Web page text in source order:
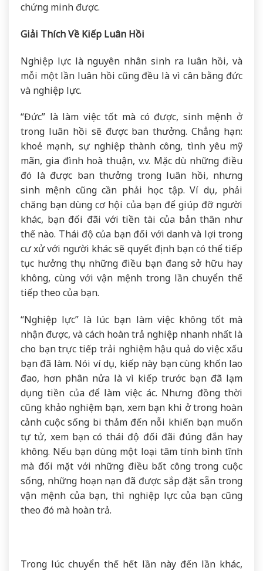
chứng minh được.
Giải Thích Về Kiếp Luân Hồi
Nghiệp lực là nguyên nhân sinh ra luân hồi, và
mỗi một lần luân hồi cũng đều là vì cân bằng đức
và nghiệp lực.
“Đức” là làm việc tốt mà có được, sinh mệnh ở
trong luân hồi sẽ được ban thưởng. Chẳng hạn:
khoẻ mạnh, sự nghiệp thành công, tình yêu mỹ
mãn, gia đình hoà thuận, v.v. Mặc dù những điều
đó là được ban thưởng trong luân hồi, nhưng
sinh mệnh cũng cần phải học tập. Ví dụ, phải
chăng bạn dùng cơ hội của bạn để giúp đỡ người
khác, bạn đối đãi với tiền tài của bản thân như
thế nào. Thái độ của bạn đối với danh và lợi trong
cư xử với người khác sẽ quyết định bạn có thể tiếp
tục hưởng thụ những điều bạn đang sở hữu hay
không, cùng với vận mệnh trong lần chuyển thế
tiếp theo của bạn.
“Nghiệp lực” là lúc bạn làm việc không tốt mà
nhận được, và cách hoàn trả nghiệp nhanh nhất là
cho bạn trực tiếp trải nghiệm hậu quả do việc xấu
bạn đã làm. Nói ví dụ, kiếp này bạn cùng khốn lao
đao, hơn phân nửa là vì kiếp trước bạn đã lạm
dụng tiền của để làm việc ác. Nhưng đồng thời
cũng khảo nghiệm bạn, xem bạn khi ở trong hoàn
cảnh cuộc sống bi thảm đến nỗi khiến bạn muốn
tự tử, xem bạn có thái độ đối đãi đúng đắn hay
không. Nếu bạn dùng một loại tâm tính bình tĩnh
mà đối mặt với những điều bất công trong cuộc
sống, những hoạn nạn đã được sắp đặt sẵn trong
vận mệnh của bạn, thì nghiệp lực của bạn cũng
theo đó mà hoàn trả.
Trong lúc chuyển thế hết lần này đến lần khác,